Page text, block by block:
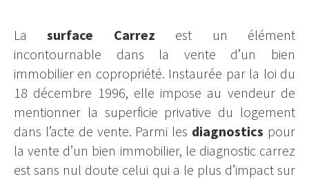
Lasurface Carrez est un élément
incontournable dans la vente d’un bien
immobilier en copropriété. Instaurée par la loi du
18 décembre 1996, elle impose au vendeur de
mentionner la superficie privative du logement
dans l’acte de vente. Parmi les diagnostics pour
la vente d’un bien immobilier, le diagnostic carrez
est sans nul doute celui qui a le plus d’impact sur